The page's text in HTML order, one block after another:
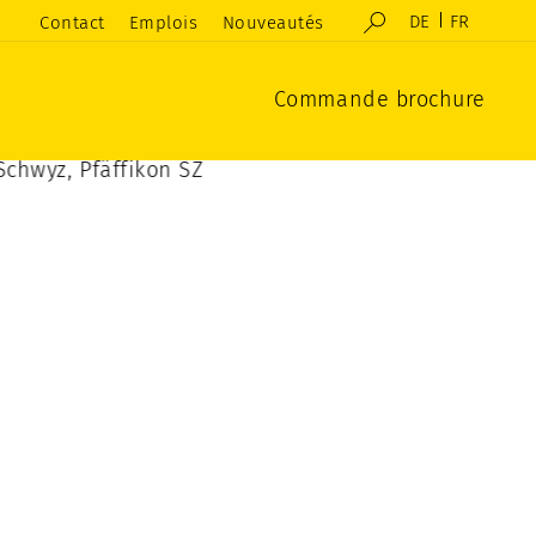
Contact Emplois Nouveautés DE FR
Commande brochure